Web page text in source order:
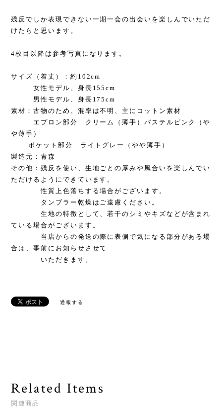
残反でしか表現できない一期一会の出会いを楽しんでいただ
けたらと思います。
4枚目以降は参考写真になります。
サイズ（着丈）：約102cm
女性モデル、身長155cm
男性モデル、身長175cm
素材：古物のため、混率は不明、主にコットン素材
エプロン部分 クリーム（薄手）パステルピンク（や
や薄手）
ポケット部分 ライトグレー（やや薄手）
製造元：青森
その他：残反を使い、生地ごとの厚みや風合いを楽しんでい
ただけるようにできています。
性質上色落ちする場合がございます。
タンブラー乾燥はご遠慮ください。
生地の特徴として、若干のシミやキズなどが含まれ
ている場合がございます。
当店からの発送の際に表側で気になる部分がある場
合は、事前にお知らせさせて
いただきます。
通報する
Related Items
関連商品